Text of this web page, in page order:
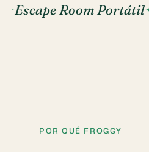
Escape Room Portátil
POR QUÉ FROGGY